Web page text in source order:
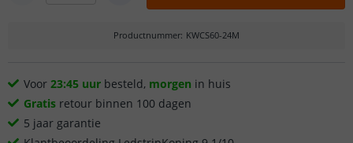
Productnummer: KWCS60-24M
Voor 23:45 uur besteld, morgen in huis
Gratis retour binnen 100 dagen
5 jaar garantie